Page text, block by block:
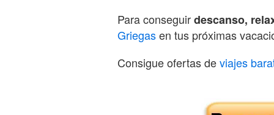
Para conseguirdescanso,
Griegasen tus próximas
Consigue ofertas deviajes